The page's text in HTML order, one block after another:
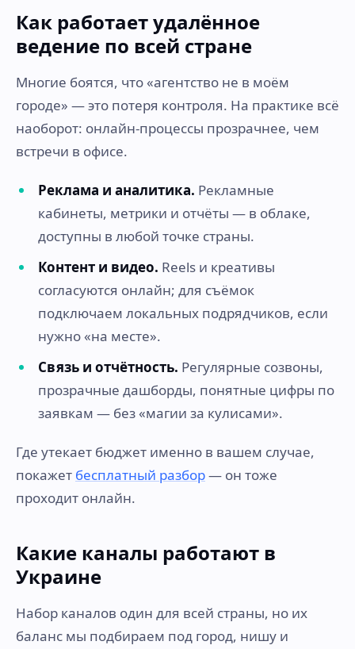
Как работает удалённое
ведение по всей стране
Многие боятся, что «агентство не в моём
городе» — это потеря контроля. На практике всё
наоборот: онлайн-процессы прозрачнее, чем
встречи в офисе.
Реклама и аналитика. Рекламные
кабинеты, метрики и отчёты — в облаке,
доступны в любой точке страны.
Контент и видео. Reels и креативы
согласуются онлайн; для съёмок
подключаем локальных подрядчиков, если
нужно «на месте».
Связь и отчётность. Регулярные созвоны,
прозрачные дашборды, понятные цифры по
заявкам — без «магии за кулисами».
Где утекает бюджет именно в вашем случае,
покажет бесплатный разбор— он тоже
проходит онлайн.
Какие каналы работают в
Украине
Набор каналов один для всей страны, но их
баланс мы подбираем под город, нишу и